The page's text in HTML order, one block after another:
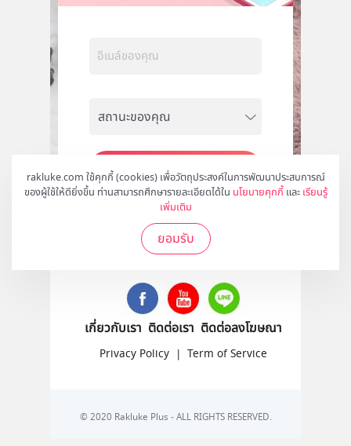
rakluke.com ใช้คุกกี้ (cookies) เพื่อวัตถุประสงค์ในการพัฒนาประสบการณ์
ของผู้ใช้ให้ดียิ่งขึ้น ท่านสามารถศึกษารายละเอียดได้ใน นโยบายคุกกี้ และ เรียนรู้
เพิ่มเติม
ยอมรับ
สมัคร
ติดตามเราได้ที่
เกี่ยวกับเรา ติดต่อเรา ติดต่อลงโฆษณา
Privacy Policy | Term of Service
© 2020 Rakluke Plus - ALL RIGHTS RESERVED.